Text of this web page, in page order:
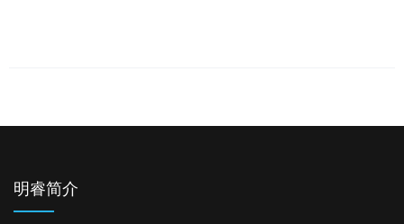
明睿简介